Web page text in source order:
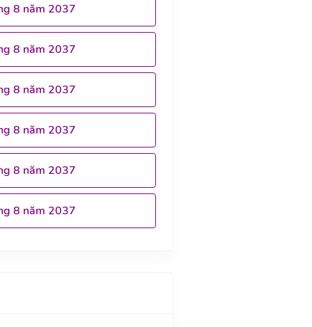
8 năm 2037
8 năm 2037
8 năm 2037
8 năm 2037
8 năm 2037
8 năm 2037